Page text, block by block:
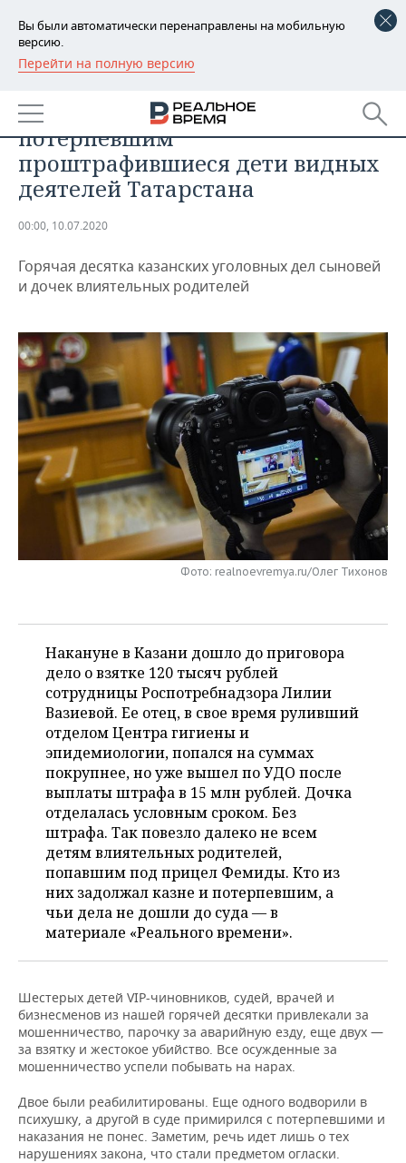
Вы были автоматически перенаправлены на мобильную
версию.
Перейти на полную версию
РЕГИОНЫ
БАШКОРТОСТАН
ТАТАРСТАН
УДМУРТИЯ
НОВОСТИ
АНАЛИТИКА
НОВОСТИ АНАЛИТИКИ
ДЕКЛАРАЦИИ О ДОХОДАХ
КОРОЛИ ГОСЗАКАЗА ПФО
КОМУ ПРИНАДЛЕЖАТ
ТОРГОВЫЕ ЦЕНТРЫ
ТАТАРСТАНА
ЭКОНОМИКА
НОВОСТИ ЭКОНОМИКИ
ФИНАНСЫ
БЮДЖЕТ
ИНВЕСТИЦИИ
ПРОМЫШЛЕННОСТЬ
НОВОСТИ
ПРОМЫШЛЕННОСТИ
АГРОПРОМ
МАШИНОСТРОЕНИЕ
НЕФТЕХИМИЯ
НЕФТЬ
ОПК
ЭНЕРГЕТИКА
НЕДВИЖИМОСТЬ
НОВОСТИ АВТО
БИЗНЕС
НОВОСТИ БИЗНЕСА
РОЗНИЧНАЯ ТОРГОВЛЯ
ТРАНСПОРТ
ТЕХНОЛОГИИ
НОВОСТИ ТЕХНОЛОГИЙ
IT
ТЕЛЕКОММУНИКАЦИИ
МЕРОПРИЯТИЯ
НОВОСТИ МЕРОПРИЯТИЙ
ВЫЕЗДНАЯ РЕДАКЦИЯ
БИЗНЕС-БРАНЧИ
ОТКРЫТАЯ ЛЕКЦИЯ
СПОРТ
НОВОСТИ СПОРТА
ФУТБОЛ
БАСКЕТБОЛ
ВОЛЕЙБОЛ
КИБЕРСПОРТ
ФИГУРНОЕ КАТАНИЕ
ВОДНЫЕ ВИДЫ СПОРТА
ХОККЕЙ С МЯЧОМ
ОБЩЕСТВО
НОВОСТИ ОБЩЕСТВА
ИНФРАСТРУКТУРА
ИСТОРИЯ
КУЛЬТУРА
МЕДИЦИНА
ОБРАЗОВАНИЕ
ПРОИСШЕСТВИЯ
СПРАВОЧНИК
СПИСОК ПЕРСОН
СПИСОК КОМПАНИЙ
ПОЛНАЯ ВЕРСИЯ
Сколько задолжали
потерпевшим
проштрафившиеся дети видных
деятелей Татарстана
00:00, 10.07.2020
Горячая десятка казанских уголовных дел сыновей
и дочек влиятельных родителей
Фото: realnoevremya.ru/Олег Тихонов
Накануне в Казани дошло до приговора
дело о взятке 120 тысяч рублей
сотрудницы Роспотребнадзора Лилии
Вазиевой. Ее отец, в свое время руливший
отделом Центра гигиены и
эпидемиологии, попался на суммах
покрупнее, но уже вышел по УДО после
выплаты штрафа в 15 млн рублей. Дочка
отделалась условным сроком. Без
штрафа. Так повезло далеко не всем
детям влиятельных родителей,
попавшим под прицел Фемиды. Кто из
них задолжал казне и потерпевшим, а
чьи дела не дошли до суда — в
материале «Реального времени».
Шестерых детей VIP-чиновников, судей, врачей и
бизнесменов из нашей горячей десятки привлекали за
мошенничество, парочку за аварийную езду, еще двух —
за взятку и жестокое убийство. Все осужденные за
мошенничество успели побывать на нарах.
Двое были реабилитированы. Еще одного водворили в
психушку, а другой в суде примирился с потерпевшими и
наказания не понес. Заметим, речь идет лишь о тех
нарушениях закона, что стали предметом огласки.